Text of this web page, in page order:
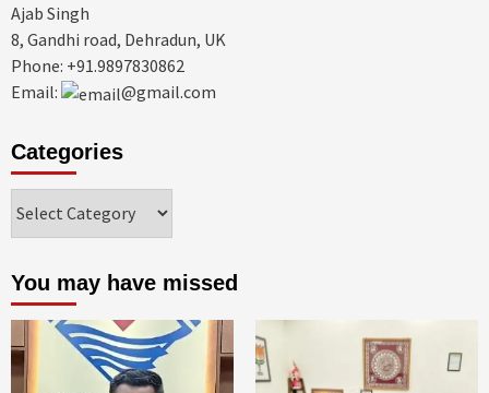
Ajab Singh
8, Gandhi road, Dehradun, UK
Phone: +91.9897830862
Email:
@gmail.com
Categories
You may have missed